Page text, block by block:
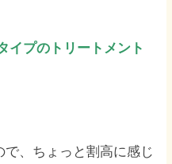
イプのトリートメント
、ちょっと割高に感じ